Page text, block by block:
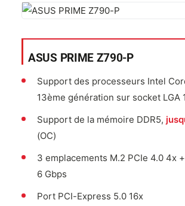
ASUS PRIME Z790-P
Support des processeurs Intel
13ème génération sur socket LGA
Support de la mémoire DDR5,
(OC)
3 emplacements M.2 PCIe 4.0 4x
6 Gbps
Port PCI-Express 5.0 16x